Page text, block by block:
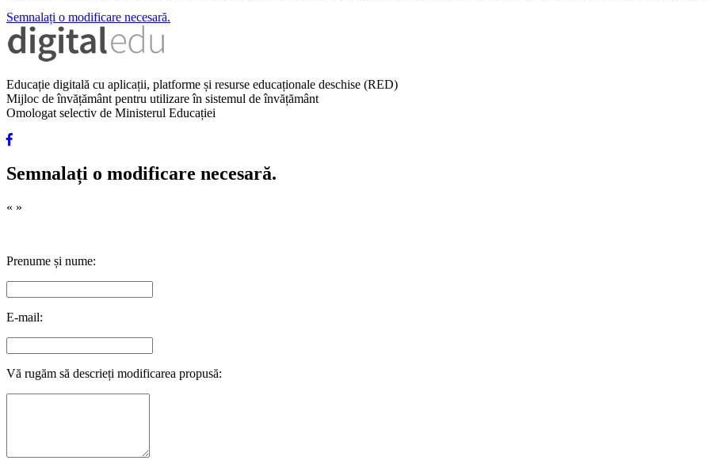
Semnalați o modificare necesară.
Educație digitală cu aplicații, platforme și resurse educaționale deschise (RED)
Mijloc de învățământ pentru utilizare în sistemul de învățământ
Omologat selectiv de Ministerul Educației
Semnalați o modificare necesară.
« »
Prenume și nume:
E-mail:
Vă rugăm să descrieți modificarea propusă: